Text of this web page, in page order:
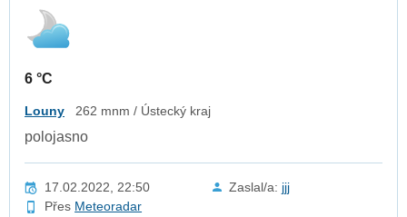
6 °C
Louny 262 mnm / Ústecký kraj
polojasno
17.02.2022, 22:50 Zaslal/a: jjj
Přes Meteoradar